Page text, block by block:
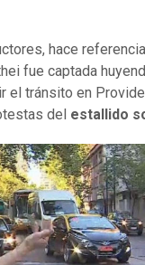
hace referencia
fue captada
el tránsito en
del estallido